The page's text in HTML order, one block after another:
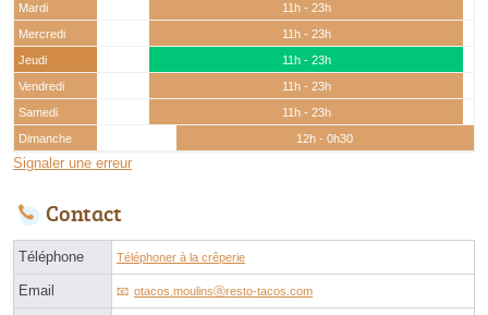
Mardi
11h - 23h
Mercredi
11h - 23h
Jeudi
11h - 23h
Vendredi
11h - 23h
Samedi
11h - 23h
Dimanche
12h - 0h30
Signaler une erreur
Contact
Téléphone Téléphoner à la crêperie
Email otacos.moulinsⓐresto-tacos.com